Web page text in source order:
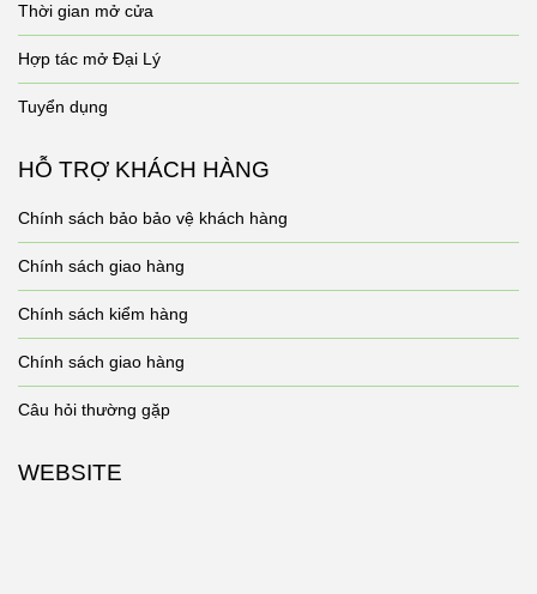
Thời gian mở cửa
Hợp tác mở Đại Lý
Tuyển dụng
HỖ TRỢ KHÁCH HÀNG
Chính sách bảo bảo vệ khách hàng
Chính sách giao hàng
Chính sách kiểm hàng
Chính sách giao hàng
Câu hỏi thường gặp
WEBSITE